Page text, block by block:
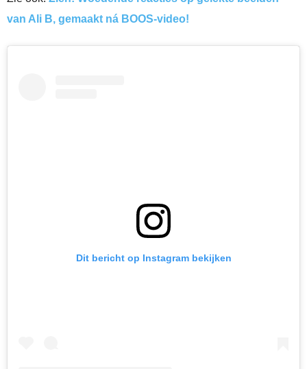
van Ali B, gemaakt ná BOOS-video!
Dit bericht op Instagram bekijken